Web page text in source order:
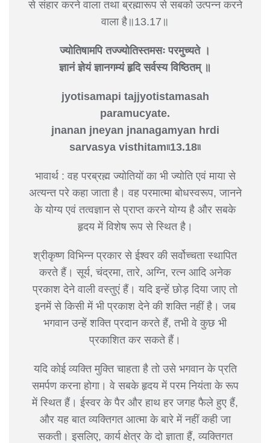
से संहार करने वाला तथा ब्रह्मारूप से सबको उत्पन्न करने
वाला है॥13.17॥
ज्योतिषामपि तज्ज्योतिस्तमसः परमुच्यते ।
ज्ञानं ज्ञेयं ज्ञानगम्यं हृदि सर्वस्य विष्ठितम् ॥
jyotisamapi tajjyotistamasah
paramucyate.
jnanan jneyan jnanagamyan hrdi
sarvasya visthitam৷৷13.18৷৷
भावार्थ : वह परब्रह्म ज्योतियों का भी ज्योति एवं माया से
अत्यन्त परे कहा जाता है। वह परमात्मा बोधस्वरूप, जानने
के योग्य एवं तत्वज्ञान से प्राप्त करने योग्य है और सबके
हृदय में विशेष रूप से स्थित है।
श्रीकृष्ण विभिन्न प्रकार से ईश्वर की सर्वोच्चता स्थापित
करते हैं। सूर्य, चंद्रमा, तारे, अग्नि, रत्न आदि अनेक
प्रकाश देने वाली वस्तुएं हैं। यदि इन्हें छोड़ दिया जाए तो
इनमें से किसी में भी प्रकाश देने की शक्ति नहीं है। जब
भगवान उन्हें शक्ति प्रदान करते हैं, तभी वे कुछ भी
प्रकाशित कर सकते हैं।
यदि कोई व्यक्ति मुक्ति चाहता है तो उसे भगवान के प्रति
समर्पण करना होगा। वे सबके हृदय में परम नियंता के रूप
में स्थित हैं। ईस्वर के पैर और हाथ हर जगह फैले हुए हैं,
और यह बात व्यक्तिगत आत्मा के बारे में नहीं कही जा
सकती। इसलिए, कार्य क्षेत्र के दो ज्ञाता हैं, व्यक्तिगत